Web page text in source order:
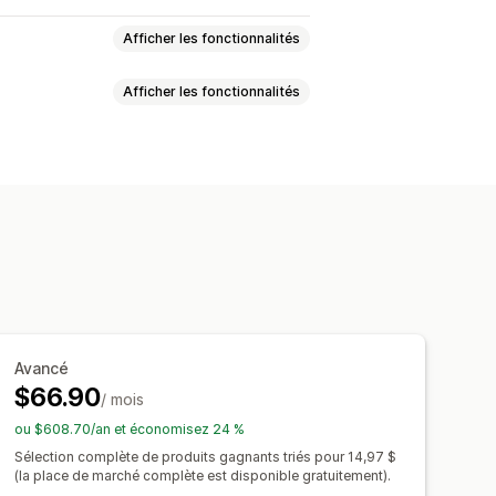
Afficher les fonctionnalités
États-Unis
Afficher les fonctionnalités
Bijoux
Expédition personnalisée
Avancé
$66.90/ mois
ou $608.70/an et économisez 24 %
Sélection complète de produits gagnants triés pour 14,97 $
(la place de marché complète est disponible gratuitement).